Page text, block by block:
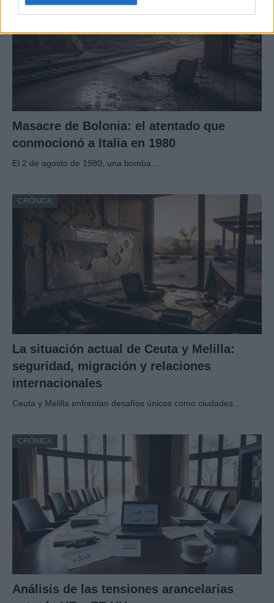
Masacre de Bolonia: el atentado que
conmocionó a Italia en 1980
El 2 de agosto de 1980, una bomba…
CRÓNICA
La situación actual de Ceuta y Melilla:
seguridad, migración y relaciones
internacionales
Ceuta y Melilla enfrentan desafíos únicos como ciudades…
CRÓNICA
Análisis de las tensiones arancelarias